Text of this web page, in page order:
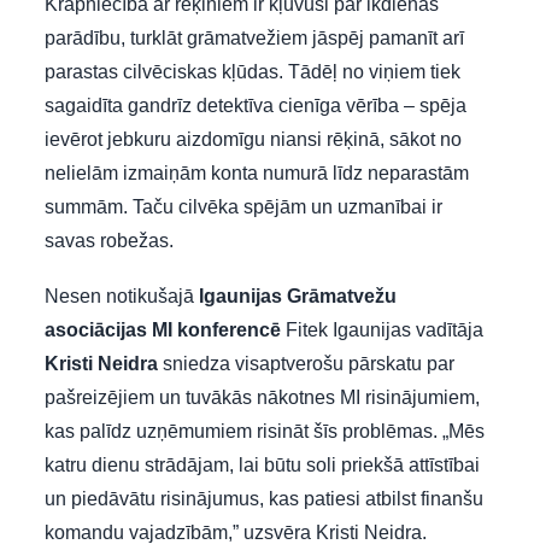
parādību, turklāt grāmatvežiem jāspēj pamanīt arī
parastas cilvēciskas kļūdas. Tādēļ no viņiem tiek
sagaidīta gandrīz detektīva cienīga vērība – spēja
ievērot jebkuru aizdomīgu niansi rēķinā, sākot no
nelielām izmaiņām konta numurā līdz neparastām
summām. Taču cilvēka spējām un uzmanībai ir
savas robežas.
Nesen notikušajā Igaunijas Grāmatvežu
asociācijas MI konferencē Fitek Igaunijas vadītāja
Kristi Neidra sniedza visaptverošu pārskatu par
pašreizējiem un tuvākās nākotnes MI risinājumiem,
kas palīdz uzņēmumiem risināt šīs problēmas. „Mēs
katru dienu strādājam, lai būtu soli priekšā attīstībai
un piedāvātu risinājumus, kas patiesi atbilst finanšu
komandu vajadzībām,” uzsvēra Kristi Neidra.